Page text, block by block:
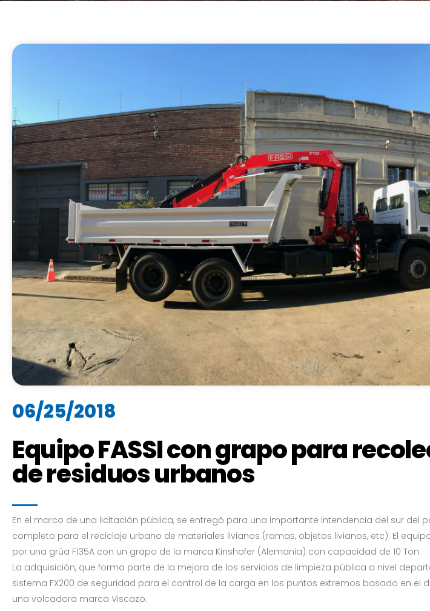
06/25/2018
Equipo FASSI con grapo para
de residuos urbanos
En el marco de una licitación pública, se entregó para una importante intendencia del sur del
completo para el reciclaje urbano de materiales livianos (ramas, objetos livianos, etc). El
por una grúa F135A con un grapo de la marca Kinshofer (Alemania) con capacidad de 10 Ton.
La adquisición, que forma parte de la mejora de los servicios de limpieza pública a nivel
sistema FX200 de seguridad para el control de la carga en los puntos extremos basado en el
una volcadora marca Viscazo.